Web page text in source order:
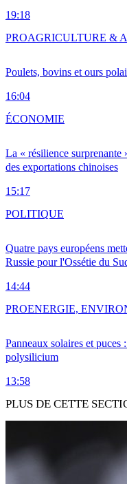
19:18
Poulets, bovins et ours
16:04
PROAGRICULTURE &
La « résilience surprenante
des exportations chinoises
15:17
ÉCONOMIE
Quatre pays européens
Russie pour l'Ossétie du
14:44
POLITIQUE
Panneaux solaires et
polysilicium
13:58
PROENERGIE,
PLUS DE CETTE